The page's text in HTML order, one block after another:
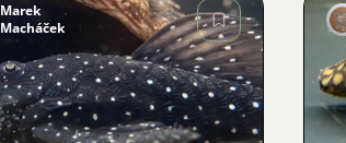
Obrázok
Marek
Macháček